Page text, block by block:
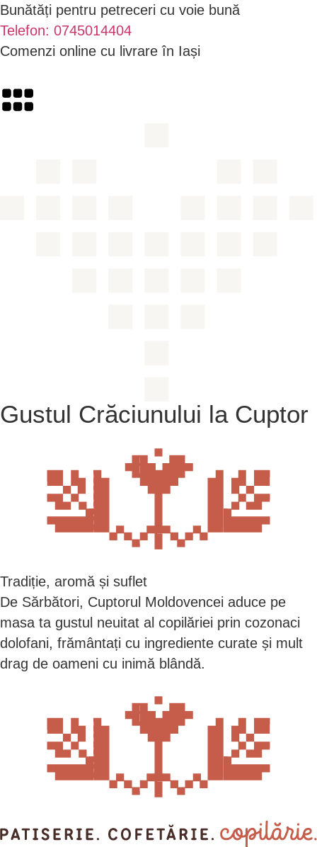
Bunătăți pentru petreceri cu voie bună
Telefon: 0745014404
Comenzi online cu livrare în Iași
Gustul Crăciunului la Cuptor
Tradiție, aromă și suflet
De Sărbători, Cuptorul Moldovencei aduce pe
masa ta gustul neuitat al copilăriei prin cozonaci
dolofani, frământați cu ingrediente curate și mult
drag de oameni cu inimă blândă.